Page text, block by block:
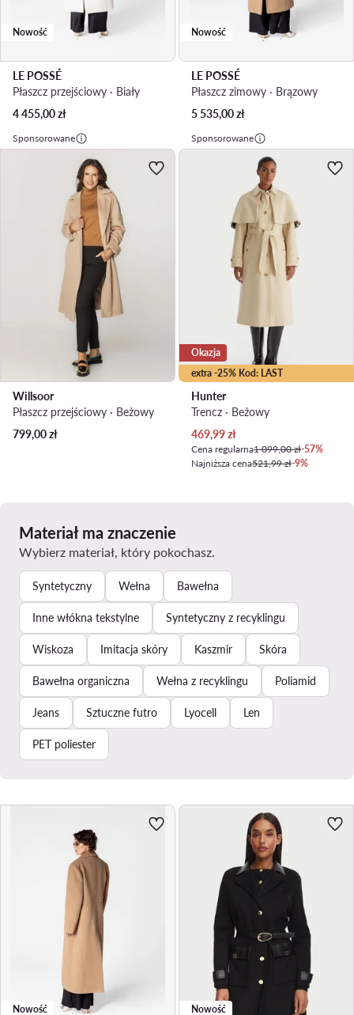
Nowość
LE POSSÉ
Płaszcz przejściowy · Biały
4 455,00zł
Nowość
LE POSSÉ
Płaszcz zimowy · Brązowy
5 535,00zł
Sponsorowane
Willsoor
Płaszcz przejściowy · Beżowy
799,00zł
Sponsorowane
extra -25% Kod: LAST
Okazja
Hunter
Trencz · Beżowy
Aktualna cena
469,99zł
Cena regularna1 099,00 zł-57%
Najniższa cena521,99 zł-9%
Materiał ma znaczenie
Wybierz materiał, który pokochasz.
Syntetyczny Wełna Bawełna
Inne włókna tekstylne Syntetyczny z recyklingu
Wiskoza Imitacja skóry Kaszmir Skóra
Bawełna organiczna Wełna z recyklingu Poliamid
Jeans Sztuczne futro Lyocell Len
PET poliester
Nowość Nowość